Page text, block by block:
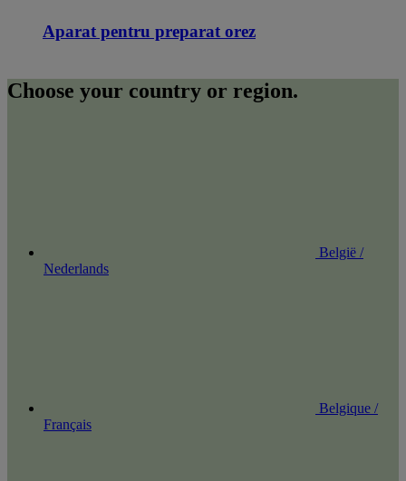
Aparat pentru preparat orez
Choose your country or region.
België /
Nederlands
Belgique /
Français